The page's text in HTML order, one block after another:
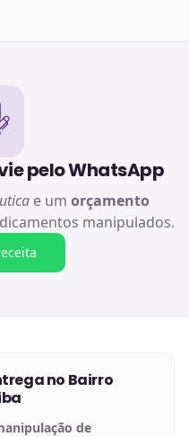
pelo WhatsApp
e um orçamento
manipulados.
no Bairro
de